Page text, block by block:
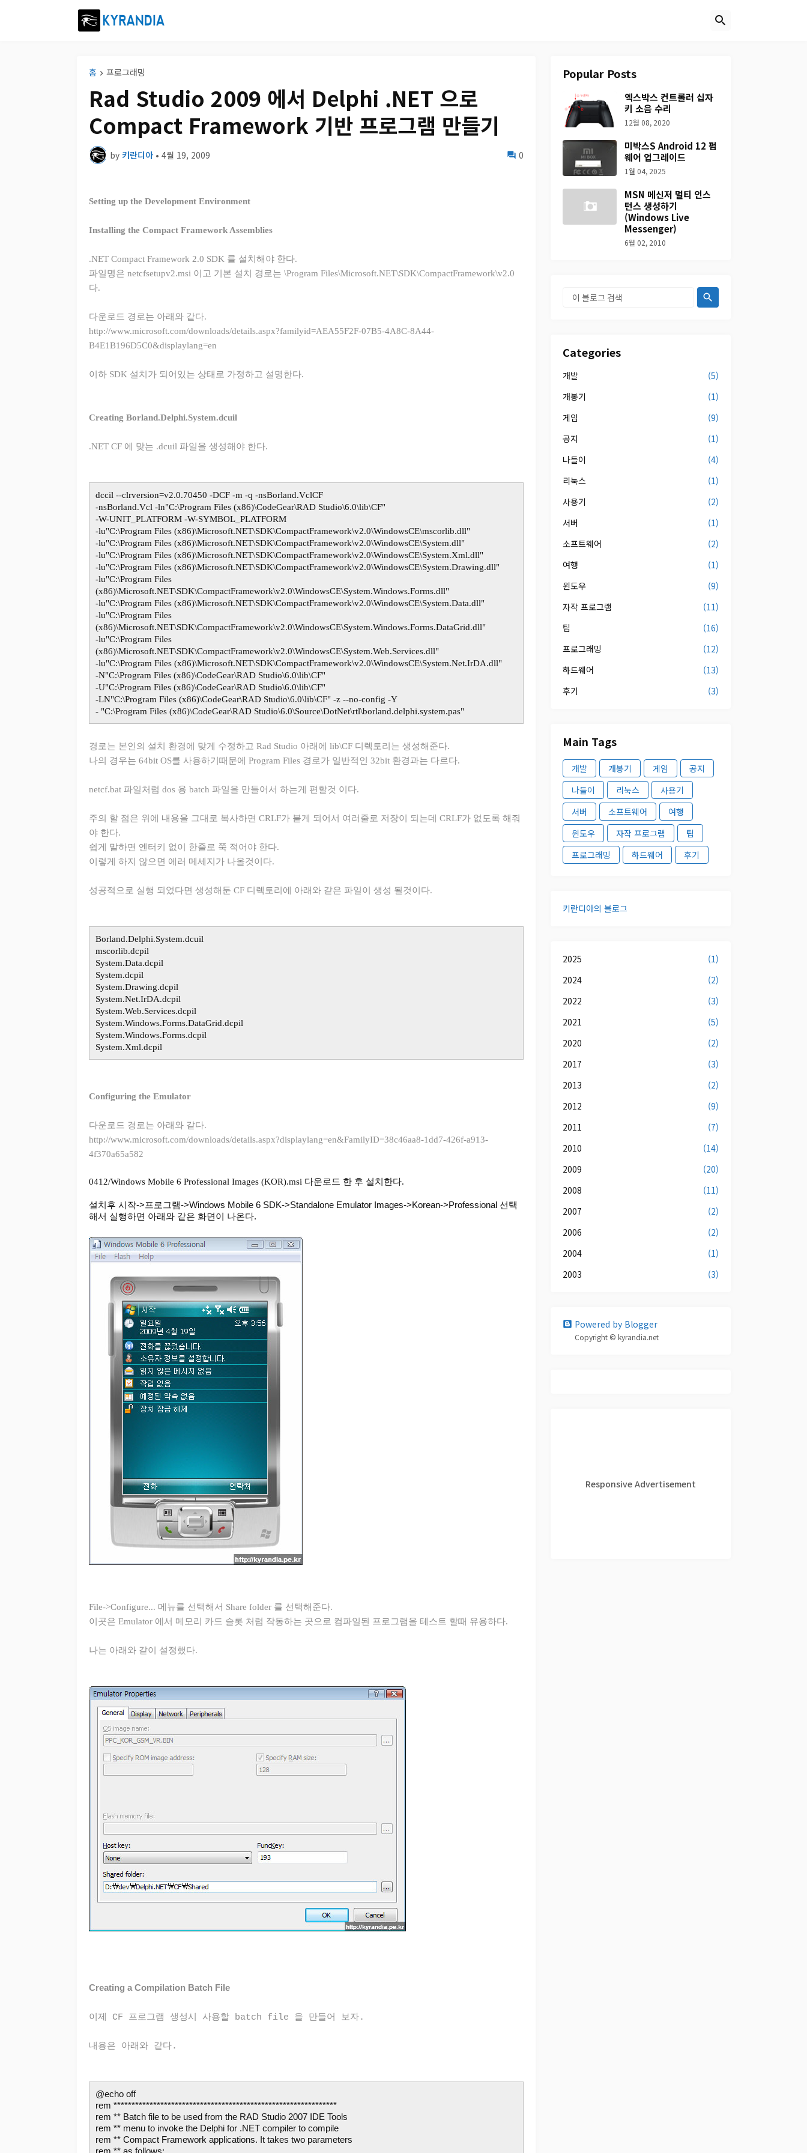
홈 프로그래밍
Rad Studio 2009 에서 Delphi .NET 으로
Compact Framework 기반 프로그램 만들기
by 키란디아 • 4월 19, 2009 0
Setting up the Development Environment
Installing the Compact Framework Assemblies
.NET Compact Framework 2.0 SDK 를 설치해야 한다.
파일명은 netcfsetupv2.msi 이고 기본 설치 경로는 \Program Files\Microsoft.NET\SDK\CompactFramework\v2.0
다.
다운로드 경로는 아래와 같다.
http://www.microsoft.com/downloads/details.aspx?familyid=AEA55F2F-07B5-4A8C-8A44-
B4E1B196D5C0&displaylang=en
이하 SDK 설치가 되어있는 상태로 가정하고 설명한다.
Creating Borland.Delphi.System.dcuil
.NET CF 에 맞는 .dcuil 파일을 생성해야 한다.
dccil --clrversion=v2.0.70450 -DCF -m -q -nsBorland.VclCF
-nsBorland.Vcl -ln"C:\Program Files (x86)\CodeGear\RAD Studio\6.0\lib\CF"
-W-UNIT_PLATFORM -W-SYMBOL_PLATFORM
-lu"C:\Program Files (x86)\Microsoft.NET\SDK\CompactFramework\v2.0\WindowsCE\mscorlib.dll"
-lu"C:\Program Files (x86)\Microsoft.NET\SDK\CompactFramework\v2.0\WindowsCE\System.dll"
-lu"C:\Program Files (x86)\Microsoft.NET\SDK\CompactFramework\v2.0\WindowsCE\System.Xml.dll"
-lu"C:\Program Files (x86)\Microsoft.NET\SDK\CompactFramework\v2.0\WindowsCE\System.Drawing.dll"
-lu"C:\Program Files
(x86)\Microsoft.NET\SDK\CompactFramework\v2.0\WindowsCE\System.Windows.Forms.dll"
-lu"C:\Program Files (x86)\Microsoft.NET\SDK\CompactFramework\v2.0\WindowsCE\System.Data.dll"
-lu"C:\Program Files
(x86)\Microsoft.NET\SDK\CompactFramework\v2.0\WindowsCE\System.Windows.Forms.DataGrid.dll"
-lu"C:\Program Files
(x86)\Microsoft.NET\SDK\CompactFramework\v2.0\WindowsCE\System.Web.Services.dll"
-lu"C:\Program Files (x86)\Microsoft.NET\SDK\CompactFramework\v2.0\WindowsCE\System.Net.IrDA.dll"
-N"C:\Program Files (x86)\CodeGear\RAD Studio\6.0\lib\CF"
-U"C:\Program Files (x86)\CodeGear\RAD Studio\6.0\lib\CF"
-LN"C:\Program Files (x86)\CodeGear\RAD Studio\6.0\lib\CF" -z --no-config -Y
- "C:\Program Files (x86)\CodeGear\RAD Studio\6.0\Source\DotNet\rtl\borland.delphi.system.pas"
경로는 본인의 설치 환경에 맞게 수정하고 Rad Studio 아래에 lib\CF 디렉토리는 생성해준다.
나의 경우는 64bit OS를 사용하기때문에 Program Files 경로가 일반적인 32bit 환경과는 다르다.
netcf.bat 파일처럼 dos 용 batch 파일을 만들어서 하는게 편할것 이다.
주의 할 점은 위에 내용을 그대로 복사하면 CRLF가 붙게 되어서 여러줄로 저장이 되는데 CRLF가 없도록 해줘
야 한다.
쉽게 말하면 엔터키 없이 한줄로 쭉 적어야 한다.
이렇게 하지 않으면 에러 메세지가 나올것이다.
성공적으로 실행 되었다면 생성해둔 CF 디렉토리에 아래와 같은 파일이 생성 될것이다.
Borland.Delphi.System.dcuil
mscorlib.dcpil
System.Data.dcpil
System.dcpil
System.Drawing.dcpil
System.Net.IrDA.dcpil
System.Web.Services.dcpil
System.Windows.Forms.DataGrid.dcpil
System.Windows.Forms.dcpil
System.Xml.dcpil
Configuring the Emulator
다운로드 경로는 아래와 같다.
http://www.microsoft.com/downloads/details.aspx?displaylang=en&FamilyID=38c46aa8-1dd7-426f-a913-
4f370a65a582
0412/Windows Mobile 6 Professional Images (KOR).msi 다운로드 한 후 설치한다.
설치후 시작->프로그램->Windows Mobile 6 SDK->Standalone Emulator Images->Korean->Professional 선택
해서 실행하면 아래와 같은 화면이 나온다.
F ile->Configure... 메뉴를 선택해서 Share folder 를 선택해준다.
이곳은 Emulator 에서 메모리 카드 슬롯 처럼 작동하는 곳으로 컴파일된 프로그램을 테스트 할때 유용하다.
나는 아래와 같이 설정했다.
Creating a Compilation Batch File
이제 CF 프로그램 생성시 사용할 batch file 을 만들어 보자.
내용은 아래와 같다.
@echo off
rem **************************************************************
rem ** Batch file to be used from the RAD Studio 2007 IDE Tools
rem ** menu to invoke the Delphi for .NET compiler to compile
rem ** Compact Framework applications. It takes two parameters
Popular Posts
엑스박스 컨트롤러 십자
키 소음 수리
12월 08, 2020
미박스S Android 12 펌
웨어 업그레이드
1월 04, 2025
MSN 메신저 멀티 인스
턴스 생성하기
(Windows Live
Messenger)
6월 02, 2010
Categories
개발
(5)
개봉기
(1)
게임
(9)
공지
(1)
나들이
(4)
리눅스
(1)
사용기
(2)
서버
(1)
소프트웨어
(2)
여행
(1)
윈도우
(9)
자작 프로그램
(11)
팁
(16)
프로그래밍
(12)
하드웨어
(13)
후기
(3)
Main Tags
개발 개봉기 게임
공지
나들이
리눅스
사용기
서버
소프트웨어
여행
윈도우
자작 프로그램
팁
프로그래밍
하드웨어 후기
키란디아의 블로그
2025
(1)
2024
(2)
2022
(3)
2021
(5)
2020
(2)
2017
(3)
2013
(2)
2012
(9)
2011
(7)
2010
(14)
2009
(20)
2008
(11)
2007
(2)
2006
(2)
2004
(1)
2003
(3)
Powered by Blogger
Copyright © kyrandia.net
Responsive Advertisement